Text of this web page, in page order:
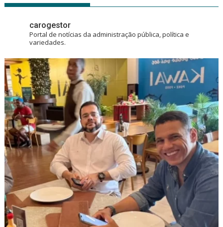
carogestor
Portal de notícias da administração pública, política e
variedades.